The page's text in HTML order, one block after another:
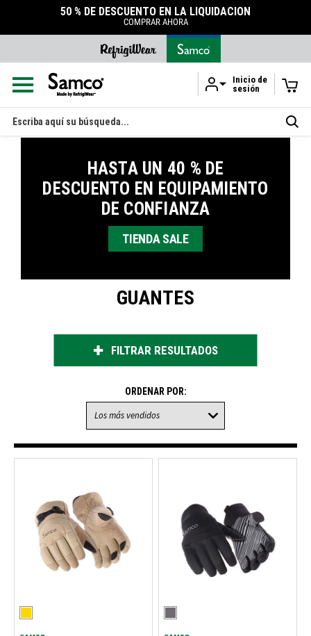
Ir al contenido principal
50 % DE DESCUENTO EN LA LIQUIDACIÓN
COMPRAR AHORA
Inicio de
sesión
Buscar
en
HASTA UN 40 % DE
DESCUENTO EN EQUIPAMIENTO
DE CONFIANZA
TIENDA SALE
GUANTES
FILTRAR RESULTADOS
ORDENAR POR: